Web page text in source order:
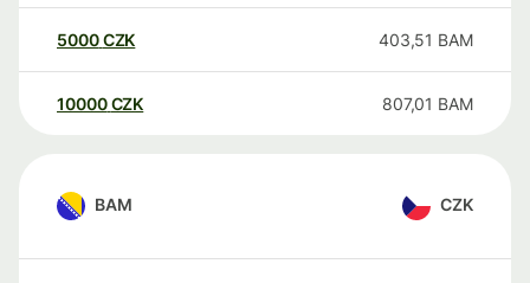
5000CZK 403,51 BAM
10000 CZK 807,01 BAM
BAM CZK